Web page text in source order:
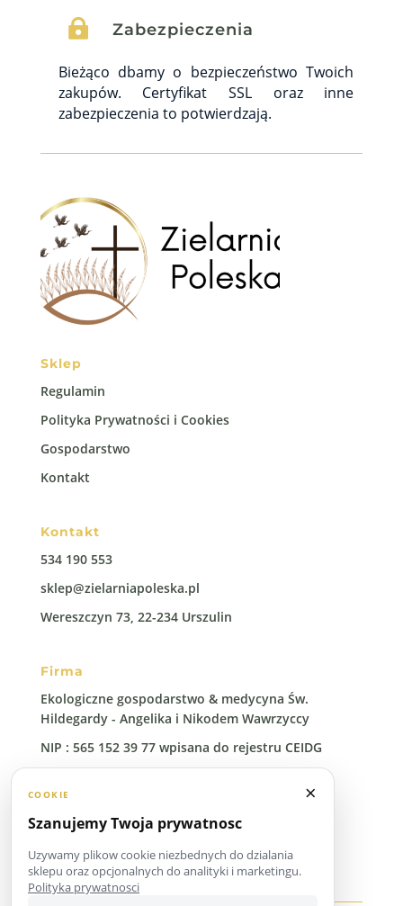
 Zabezpieczenia
Bieżąco dbamy o bezpieczeństwo Twoich
zakupów. Certyfikat SSL oraz inne
zabezpieczenia to potwierdzają.
Sklep
Regulamin
Polityka Prywatności i Cookies
Gospodarstwo
Kontakt
Kontakt
534 190 553
sklep@zielarniapoleska.pl
Wereszczyn 73, 22-234 Urszulin
Firma
Ekologiczne gospodarstwo & medycyna Św.
Hildegardy - Angelika i Nikodem Wawrzyccy
NIP : 565 152 39 77 wpisana do rejestru CEIDG
×
COOKIE
Szanujemy Twoja prywatnosc
Uzywamy plikow cookie niezbednych do dzialania
sklepu oraz opcjonalnych do analityki i marketingu.
Polityka prywatnosci